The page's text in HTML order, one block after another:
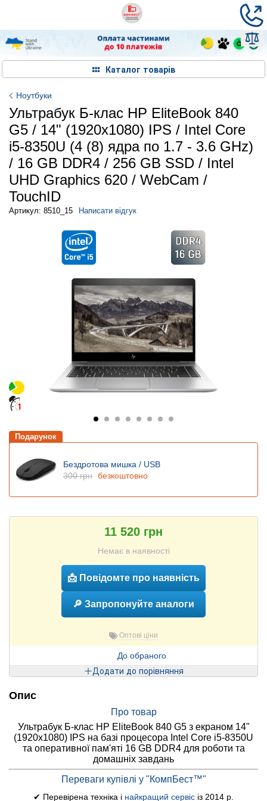
Каталог товарів
Ноутбуки
Ультрабук Б-клас HP EliteBook 840
G5 / 14" (1920x1080) IPS / Intel Core
i5-8350U (4 (8) ядра по 1.7 - 3.6 GHz)
/ 16 GB DDR4 / 256 GB SSD / Intel
UHD Graphics 620 / WebCam /
TouchID
Артикул: 8510_15 Написати відгук
Подарунок
Бездротова мишка / USB
300 грн безкоштовно
11 520 грн
Немає в наявності
📩 Повідомте про наявність
🔎 Запропонуйте аналоги
Оптові ціни
До обраного
Додати до порівняння
Опис
Про товар
Ультрабук Б-клас HP EliteBook 840 G5 з екраном 14"
(1920x1080) IPS на базі процесора Intel Core i5-8350U
та оперативної пам'яті 16 GB DDR4 для роботи та
домашніх завдань
Переваги купівлі у "КомпБест™"
✔ Перевірена техніка і найкращий сервіс із 2014 р.